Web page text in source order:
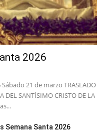
2026
Sábado 21 de marzo TRASLADO
DEL SANTÍSIMO CRISTO DE LA
Semana Santa 2026